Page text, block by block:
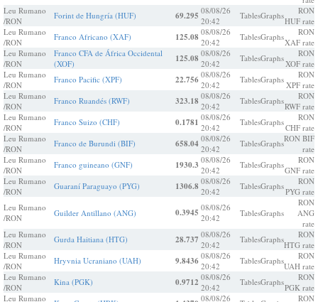
Leu Rumano
/RON
Forint de Hungría (HUF) 69.295 08/08/26
20:42
TablesGraphs
RON
HUF rate
Leu Rumano
/RON
Franco Africano (XAF) 125.08 08/08/26
20:42
TablesGraphs
RON
XAF rate
Leu Rumano
/RON
Franco CFA de África Occidental
(XOF)
125.08 08/08/26
20:42
TablesGraphs
RON
XOF rate
Leu Rumano
/RON
Franco Pacific (XPF) 22.756 08/08/26
20:42
TablesGraphs
RON
XPF rate
Leu Rumano
/RON
Franco Ruandés (RWF) 323.18 08/08/26
20:42
TablesGraphs
RON
RWF rate
Leu Rumano
/RON
Franco Suizo (CHF) 0.1781 08/08/26
20:42
TablesGraphs
RON
CHF rate
Leu Rumano
/RON
Franco de Burundi (BIF) 658.04 08/08/26
20:42
TablesGraphsRON BIF
rate
Leu Rumano
/RON
Franco guineano (GNF) 1930.3 08/08/26
20:42
TablesGraphs
RON
GNF rate
Leu Rumano
/RON
Guaraní Paraguayo (PYG) 1306.8 08/08/26
20:42
TablesGraphs
RON
PYG rate
Leu Rumano
/RON
Guilder Antillano (ANG) 0.3945 08/08/26
20:42
TablesGraphs
RON
ANG
rate
Leu Rumano
/RON
Gurda Haitiana (HTG) 28.737 08/08/26
20:42
TablesGraphs
RON
HTG rate
Leu Rumano
/RON
Hryvnia Ucraniano (UAH) 9.8436 08/08/26
20:42
TablesGraphs
RON
UAH rate
Leu Rumano
/RON
Kina (PGK) 0.9712 08/08/26
20:42
TablesGraphs
RON
PGK rate
Leu Rumano
08/08/26
RON